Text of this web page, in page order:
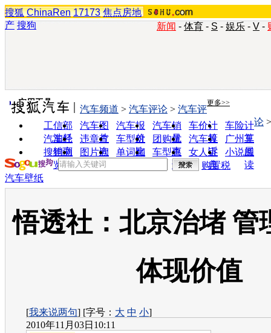
搜狐 ChinaRen 17173 焦点房地
产 搜狗 新闻 - 体育 - S - 娱乐 - V -
实用工具 更多>>
工信部
油耗
汽车图
片
汽车报
价
汽车销
量
车价计
算
车险计
算
汽车经
销商
违章查
询
车型对
比
团购优
惠
汽车投
诉
广州车
展
搜狗浏
览器
图片欣
赏
单词翻
车型查
询
女人宝
典
小说阅
读
汽车频道 > 汽车评论 > 汽车评
论
购置税
汽车壁纸
悟透社：北京治堵 管
体现价值
[我来说两句] [字号： 大 中 小]
2010年11月03日10:11